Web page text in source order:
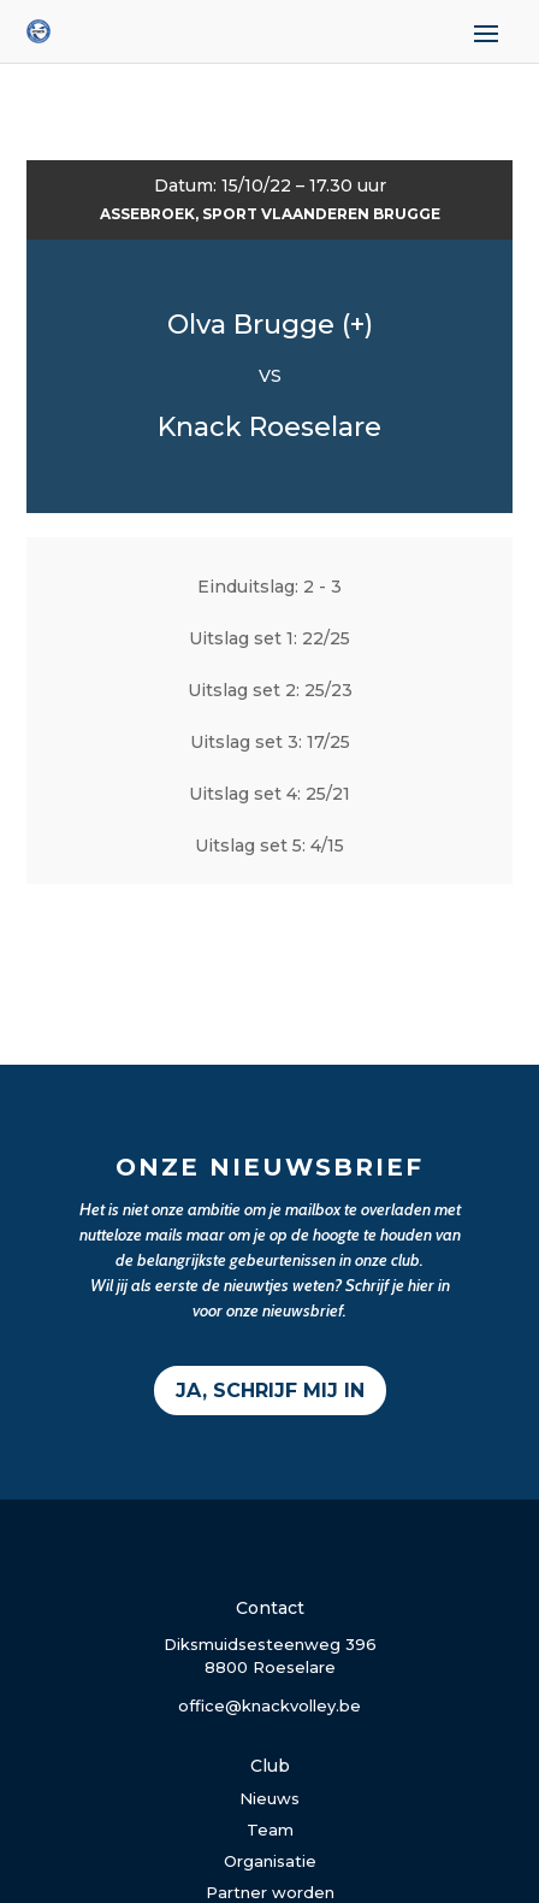
Datum: 15/10/22 – 17.30 uur
ASSEBROEK, SPORT VLAANDEREN BRUGGE
Olva Brugge (+)
VS
Knack Roeselare
Einduitslag: 2 - 3
Uitslag set 1: 22/25
Uitslag set 2: 25/23
Uitslag set 3: 17/25
Uitslag set 4: 25/21
Uitslag set 5: 4/15
ONZE NIEUWSBRIEF
Het is niet onze ambitie om je mailbox te overladen met
nutteloze mails maar om je op de hoogte te houden van
de belangrijkste gebeurtenissen in onze club.
Wil jij als eerste de nieuwtjes weten? Schrijf je hier in
voor onze nieuwsbrief.
JA, SCHRIJF MIJ IN
Contact
Diksmuidsesteenweg 396
8800 Roeselare
office@knackvolley.be
Club
Nieuws
Team
Organisatie
Partner worden